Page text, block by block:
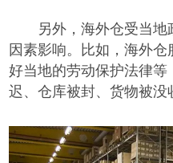
另外，海外仓受当
因素影响。比如，海外
好当地的劳动保护法律等
迟、仓库被封、货物被没